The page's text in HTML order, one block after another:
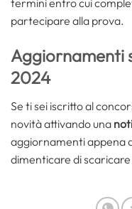
partecipare alla prova.
Aggiornamenti
2024
Se ti sei iscritto al
novità attivando una
aggiornamenti appena
dimenticare di scaricare